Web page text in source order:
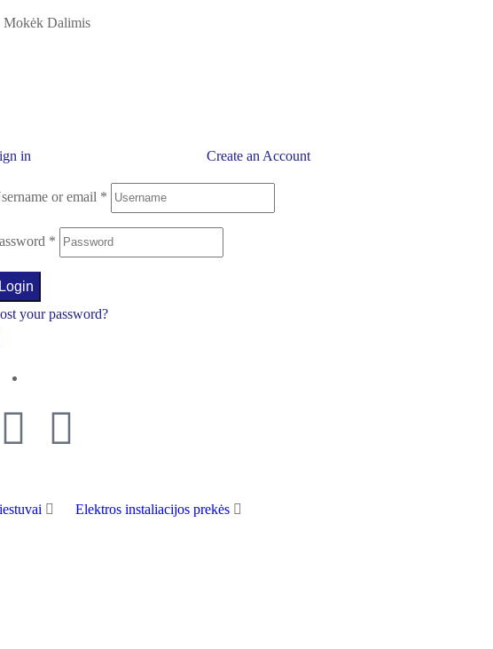
Mokėk Dalimis
in Create an Account
or email *
*
Login
your password?
Elektros instaliacijos prekės